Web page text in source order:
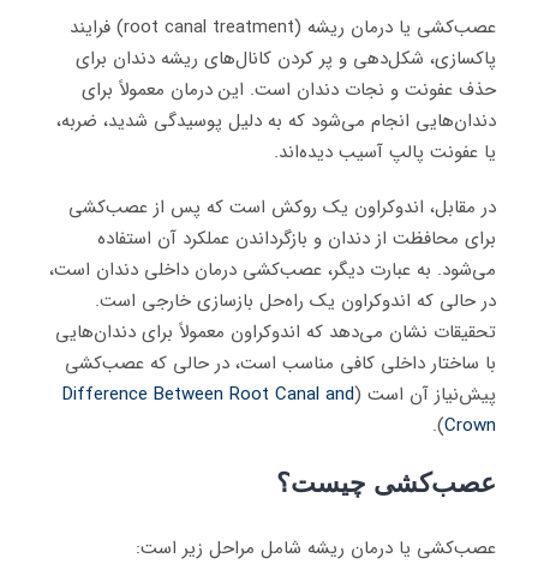
عصب‌کشی یا درمان ریشه (root canal treatment) فرایند
پاکسازی، شکل‌دهی و پر کردن کانال‌های ریشه دندان برای
حذف عفونت و نجات دندان است. این درمان معمولاً برای
دندان‌هایی انجام می‌شود که به دلیل پوسیدگی شدید، ضربه،
یا عفونت پالپ آسیب دیده‌اند.
در مقابل، اندوکراون یک روکش است که پس از عصب‌کشی
برای محافظت از دندان و بازگرداندن عملکرد آن استفاده
می‌شود. به عبارت دیگر، عصب‌کشی درمان داخلی دندان است،
در حالی که اندوکراون یک راه‌حل بازسازی خارجی است.
تحقیقات نشان می‌دهد که اندوکراون معمولاً برای دندان‌هایی
با ساختار داخلی کافی مناسب است، در حالی که عصب‌کشی
پیش‌نیاز آن است (Difference Between Root Canal and
Crown
).
عصب‌کشی چیست؟
عصب‌کشی یا درمان ریشه شامل مراحل زیر است: